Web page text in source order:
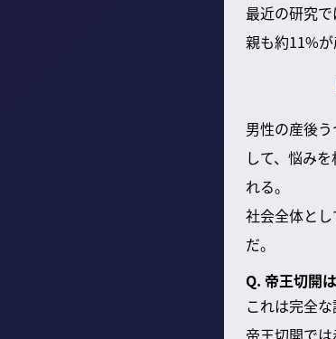
最近の研究
親も約11%
男性の産後
して、悩み
れる。
社会全体と
だ。
Q. 帝王切開
これは完全
帝王切開で